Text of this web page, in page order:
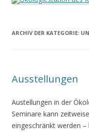
ARCHIV DER KATEGORIE:
Ausstellungen
Austellungen in der
Seminare kann
eingeschränkt werden